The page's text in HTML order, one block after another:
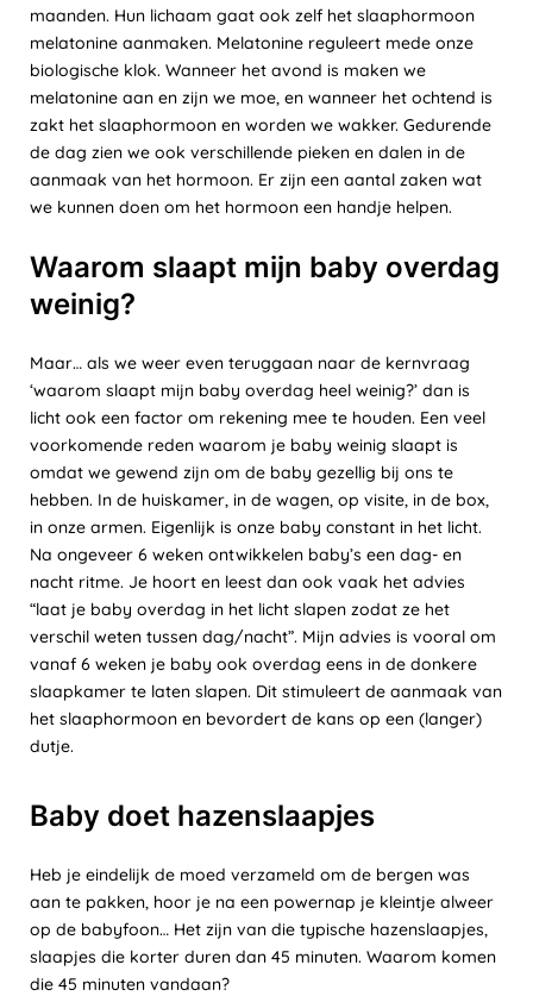
maanden. Hun lichaam gaat ook zelf het slaaphormoon
melatonine aanmaken. Melatonine reguleert mede onze
biologische klok. Wanneer het avond is maken we
melatonine aan en zijn we moe, en wanneer het ochtend is
zakt het slaaphormoon en worden we wakker. Gedurende
de dag zien we ook verschillende pieken en dalen in de
aanmaak van het hormoon. Er zijn een aantal zaken wat
we kunnen doen om het hormoon een handje helpen.
Waarom slaapt mijn baby overdag
weinig?
Maar… als we weer even teruggaan naar de kernvraag
‘waarom slaapt mijn baby overdag heel weinig?’ dan is
licht ook een factor om rekening mee te houden. Een veel
voorkomende reden waarom je baby weinig slaapt is
omdat we gewend zijn om de baby gezellig bij ons te
hebben. In de huiskamer, in de wagen, op visite, in de box,
in onze armen. Eigenlijk is onze baby constant in het licht.
Na ongeveer 6 weken ontwikkelen baby’s een dag- en
nacht ritme. Je hoort en leest dan ook vaak het advies
“laat je baby overdag in het licht slapen zodat ze het
verschil weten tussen dag/nacht”. Mijn advies is vooral om
vanaf 6 weken je baby ook overdag eens in de donkere
slaapkamer te laten slapen. Dit stimuleert de aanmaak van
het slaaphormoon en bevordert de kans op een (langer)
dutje.
Baby doet hazenslaapjes
Heb je eindelijk de moed verzameld om de bergen was
aan te pakken, hoor je na een powernap je kleintje alweer
op de babyfoon… Het zijn van die typische hazenslaapjes,
slaapjes die korter duren dan 45 minuten. Waarom komen
die 45 minuten vandaan?